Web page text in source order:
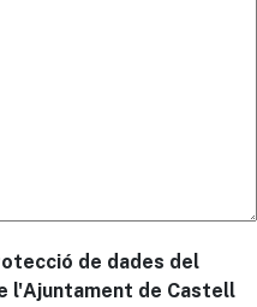
de dades del
l'Ajuntament de Castell